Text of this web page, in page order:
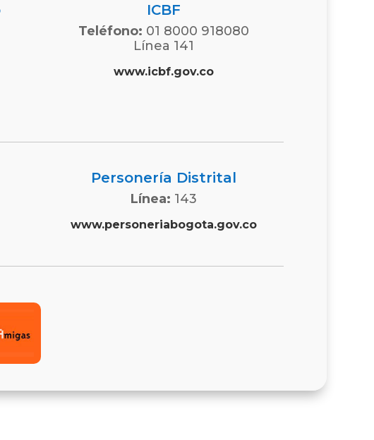
ICBF
Teléfono: 01 8000 918080
Línea 141
www.icbf.gov.co
Personería Distrital
Línea: 143
www.personeriabogota.gov.co